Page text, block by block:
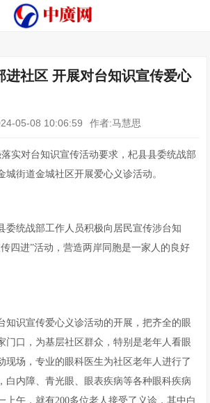
进社区 开展对台知识宣传爱心
05-08 10:06:59 作者:马慧思
实对台知识宣传活动要求，杞县县委统战部
城街道金城社区开展爱心义诊活动。
委统战部工作人员积极向居民宣传涉台知
四进”活动，营造两岸同胞是一家人的良好
知识宣传爱心义诊活动的开展，把齐全的眼
门口，为基层社区群众，特别是老年人看眼
现场，专业的眼科医生为社区老年人进行了
白内障、青光眼、眼表疾病等各种眼科疾病
上午，就有200多位老人接受了义诊，其中白